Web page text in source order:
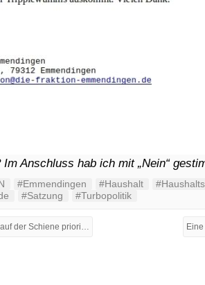
Im Anschluss hab ich mit „Nein“
#Emmendingen #Haushalt
#Satzung #Turbopolitik
← Flusspegel: Kohle jetzt auch auf der Schiene priorisiert!